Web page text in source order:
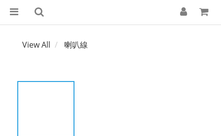
View All 喇叭線